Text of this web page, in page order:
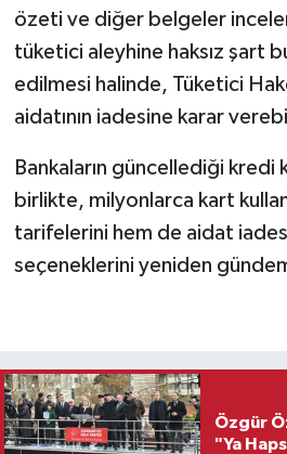
özeti ve diğer belgeler
tüketici aleyhine haksız şart
edilmesi halinde, Tüketici
aidatının iadesine karar
Bankaların güncellediği kredi
birlikte, milyonlarca kart
tarifelerini hem de aidat
seçeneklerini yeniden
Özgür
"Ya